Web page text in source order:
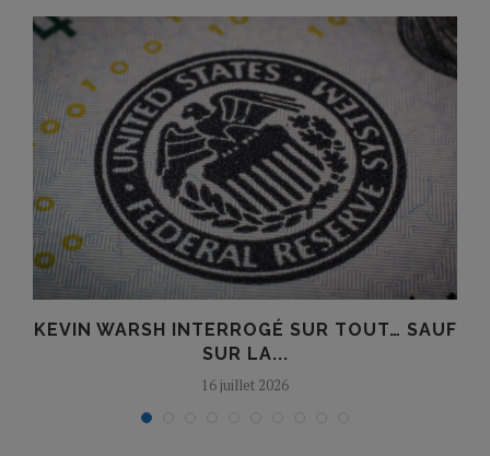
KEVIN WARSH INTERROGÉ SUR TOUT… SAUF
SUR LA...
16 juillet 2026